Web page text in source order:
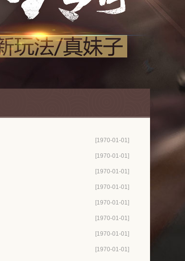
[1970-01-01]
[1970-01-01]
[1970-01-01]
[1970-01-01]
[1970-01-01]
[1970-01-01]
[1970-01-01]
[1970-01-01]